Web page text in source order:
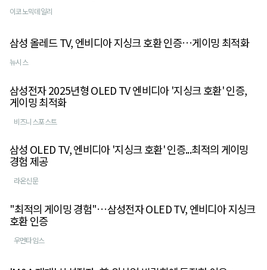
이코노믹데일리
삼성 올레드 TV, 엔비디아 지싱크 호환 인증…게이밍 최적화
뉴시스
삼성전자 2025년형 OLED TV 엔비디아 '지싱크 호환' 인증,
게이밍 최적화
비즈니스포스트
삼성 OLED TV, 엔비디아 '지싱크 호환' 인증...최적의 게이밍
경험 제공
라온신문
"최적의 게이밍 경험"…삼성전자 OLED TV, 엔비디아 지싱크
호환 인증
우먼타임스